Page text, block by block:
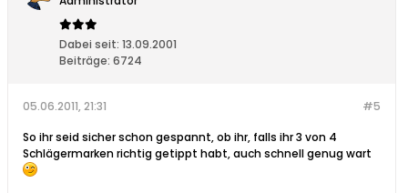
Dabei seit: 13.09.2001
Beiträge: 6724
#5
05.06.2011, 21:31
So ihr seid sicher schon gespannt, ob ihr, falls ihr 3 von 4
Schlägermarken richtig getippt habt, auch schnell genug wart